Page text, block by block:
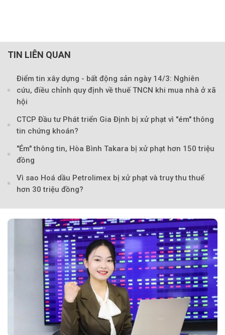
Theo
TIN LIÊN QUAN
Điểm tin xây dựng - bất động sản ngày 14/3: Nghiên
cứu, điều chỉnh quy định về thuế TNCN khi mua nhà ở xã
hội
CTCP Đầu tư Phát triển Gia Định bị xử phạt vì "ém" thông
tin chứng khoán?
"Ém" thông tin, Hòa Bình Takara bị xử phạt hơn 150 triệu
đồng
Vì sao Hoá dầu Petrolimex bị xử phạt và truy thu thuế
hơn 30 triệu đồng?